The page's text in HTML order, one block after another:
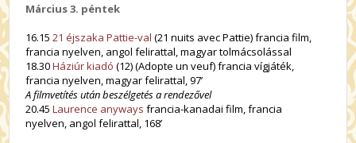
Március 3. péntek
16.1521 éjszaka Pattie-val (21 nuits avec Pattie) francia film,
francia nyelven, angol felirattal, magyar tolmácsolással
18.30Háziúr kiadó (12) (Adopte un veuf) francia vígjáték,
francia nyelven, magyar felirattal, 97’
A filmvetítés után beszélgetés a rendezővel
20.45Laurence anyways francia-kanadai film, francia
nyelven, angol felirattal, 168’